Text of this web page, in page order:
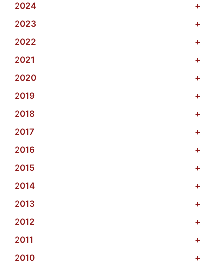
2024
+
2023
+
2022
+
2021
+
2020
+
2019
+
2018
+
2017
+
2016
+
2015
+
2014
+
2013
+
2012
+
2011
+
2010
+